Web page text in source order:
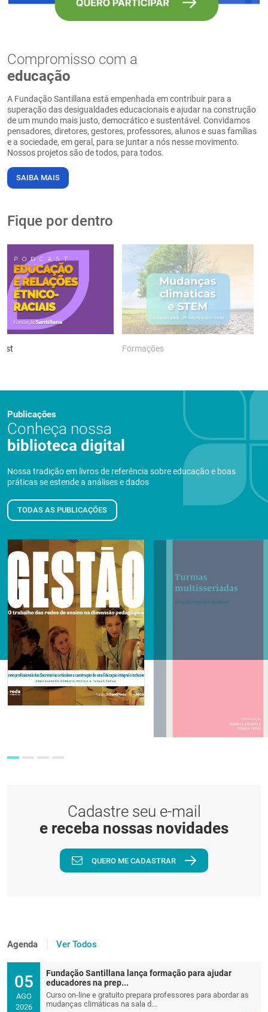
Compromisso com a
educação
A Fundação Santillana está empenhada em contribuir para a
superação das desigualdades educacionais e ajudar na construção
de um mundo mais justo, democrático e sustentável. Convidamos
pensadores, diretores, gestores, professores, alunos e suas famílias
e a sociedade, em geral, para se juntar a nós nesse movimento.
Nossos projetos são de todos, para todos.
SAIBA MAIS
Fique por dentro
Formações
Publicações
Conheça nossa
biblioteca digital
Nossa tradição em livros de referência sobre educação e boas
práticas se estende a análises e dados
TODAS AS PUBLICAÇÕES
Cadastre seu e-mail
e receba nossas novidades
QUERO ME CADASTRAR
Agenda Ver Todos
05
AGO
2026
Fundação Santillana lança formação para ajudar
educadores na prep...
Curso on-line e gratuito prepara professores para abordar as
mudanças climáticas na sala d...